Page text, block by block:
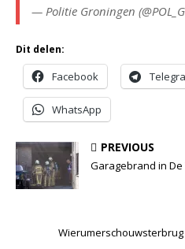
— Politie Groningen
Dit delen:
Facebook
WhatsApp
PREVIOUS
Garagebrand in De